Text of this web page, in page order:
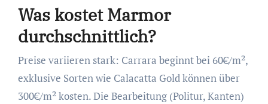
Was kostet Marmor
durchschnittlich?
Preise variieren stark: Carrara beginnt bei 60€/m²,
exklusive Sorten wie Calacatta Gold können über
300€/m² kosten. Die Bearbeitung (Politur, Kanten)